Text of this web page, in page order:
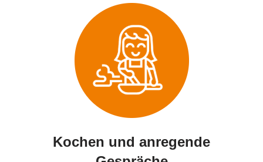
Kochen und anregende